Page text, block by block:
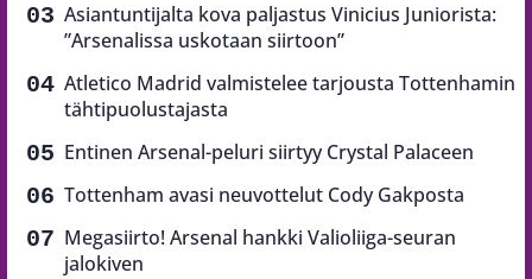
Asiantuntijalta kova paljastus Vinicius Juniorista:
”Arsenalissa uskotaan siirtoon”
Atletico Madrid valmistelee tarjousta Tottenhamin
tähtipuolustajasta
Entinen Arsenal-peluri siirtyy Crystal Palaceen
Tottenham avasi neuvottelut Cody Gakposta
Megasiirto! Arsenal hankki Valioliiga-seuran
jalokiven